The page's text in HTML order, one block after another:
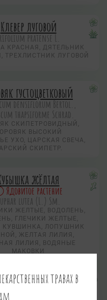
Клевер луговой
pratense L.
КРАСНАЯ, ДЯТЕЛЬНИК
ТРЕХЛИСТНИК ЛУГОВОЙ
густоцветковый
densiflorum Bertol.,
thapsiforme Schrad.
СКИПЕТРОВИДНЫЙ,
ВЫСОКИЙ
УХО, ЦАРСКАЯ СВЕЧА,
СКИПЕТР.
жёлтая
Ядовитое растение
lutea (L.) Sm.
ЖЕЛТЫЕ, ВОДОЛЕНЬ,
ГЛЕЧИКИ ЖЕЛТЫЕ,
КУВШИНКА, ЛОПУШНИК
ЖЕЛТАЯ ЛИЛИЯ,
ЛИЛИЯ, ВОДЯНЫЕ
МАКОВКИ
Кукуруза травах в